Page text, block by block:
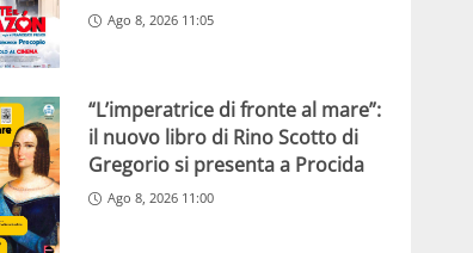
Ago 8, 2026 11:05
“L’imperatrice di fronte al mare”:
il nuovo libro di Rino Scotto di
Gregorio si presenta a Procida
Ago 8, 2026 11:00